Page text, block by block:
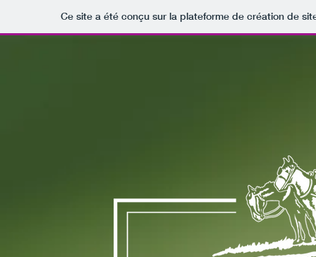
Ce site a été conçu sur la plateforme de création de